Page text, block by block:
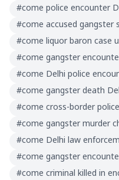
#come police encounter
#come accused gangster
#come liquor baron case
#come gangster
#come Delhi police
#come gangster death
#come cross-border
#come gangster murder
#come Delhi law
#come gangster
#come criminal killed in